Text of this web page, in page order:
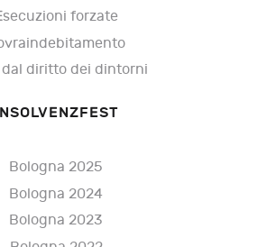
forzate
dal diritto dei dintorni
Bologna 2025
Bologna 2024
Bologna 2023